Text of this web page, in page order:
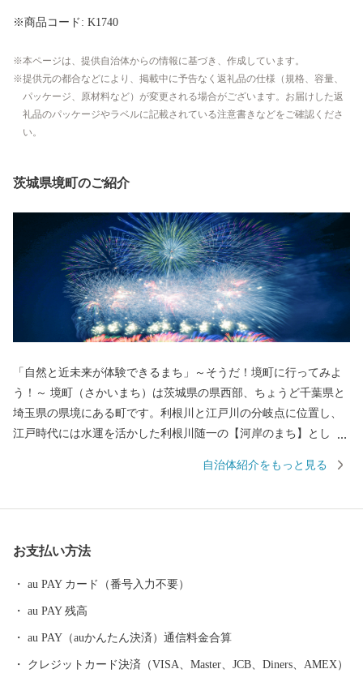
※商品コード: K1740
本ページは、提供自治体からの情報に基づき、作成しています。
提供元の都合などにより、掲載中に予告なく返礼品の仕様（規格、容量、
パッケージ、原材料など）が変更される場合がございます。お届けした返
礼品のパッケージやラベルに記載されている注意書きなどをご確認くださ
い。
茨城県境町のご紹介
「自然と近未来が体験できるまち」～そうだ！境町に行ってみよ
う！～ 境町（さかいまち）は茨城県の県西部、ちょうど千葉県と
埼玉県の県境にある町です。利根川と江戸川の分岐点に位置し、
江戸時代には水運を活かした利根川随一の【河岸のまち】とし
の圏央道「境古河IC」開通により、都心からのアクセスも約1時間
にさかい河岸レストラン「茶蔵」がオープンいたしました。この
クアウト専門店「さかいキッチンデリカ」、２階には一流シェフ
が目の前で肉を焼き上げる「さかい鉄板」がございます。建物自
体の「建築美」もお愉しみいただければと思います。 ぜひお近く
自治体紹介をもっと見る
お支払い方法
au PAY カード（番号入力不要）
au PAY 残高
au PAY（auかんたん決済）通信料金合算
クレジットカード決済（VISA、Master、JCB、Diners、AMEX）